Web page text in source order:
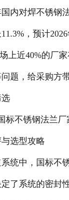
内对焊不锈钢
，预计
上近40%的厂家
题，给采购方
不锈钢法兰厂
选型攻略
中，国标不
了系统的密封